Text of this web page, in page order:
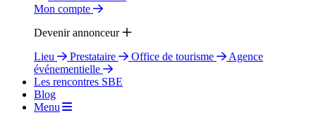
Mon compte
Devenir annonceur
Lieu
Prestataire Office de tourisme
Agence
événementielle
Les rencontres SBE
Blog
Menu